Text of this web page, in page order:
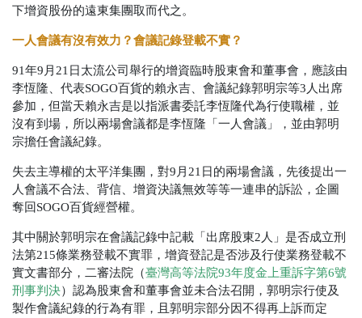
下增資股份的遠東集團取而代之。
一人會議有沒有效力？會議記錄登載不實？
91年9月21日太流公司舉行的增資臨時股東會和董事會，應該由
李恆隆、代表SOGO百貨的賴永吉、會議紀錄郭明宗等3人出席
參加，但當天賴永吉是以指派書委託李恆隆代為行使職權，並
沒有到場，所以兩場會議都是李恆隆「一人會議」，並由郭明
宗擔任會議紀錄。
失去主導權的太平洋集團，對9月21日的兩場會議，先後提出一
人會議不合法、背信、增資決議無效等等一連串的訴訟，企圖
奪回SOGO百貨經營權。
其中關於郭明宗在會議記錄中記載「出席股東2人」是否成立刑
法第215條業務登載不實罪，增資登記是否涉及行使業務登載不
實文書部分，二審法院（臺灣高等法院93年度金上重訴字第6號
刑事判決）認為股東會和董事會並未合法召開，郭明宗行使及
製作會議紀錄的行為有罪，且郭明宗部分因不得再上訴而定